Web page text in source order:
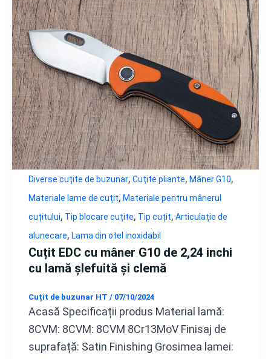
Diverse cuțite de buzunar, Cuțite pliante, Mâner G10,
Materiale lame de cuțit, Materiale pentru mânerul
cuțitului, Tip blocare cuțite, Tip cuțit, Articulație de
alunecare, Lama din otel inoxidabil
Cuțit EDC cu mâner G10 de 2,24 inchi
cu lamă șlefuită și clemă
Cuțit de buzunar HT / 07/10/2024
Acasă Specificații produs Material lamă:
8CVM: 8CVM: 8CVM 8Cr13MoV Finisaj de
suprafață: Satin Finishing Grosimea lamei: